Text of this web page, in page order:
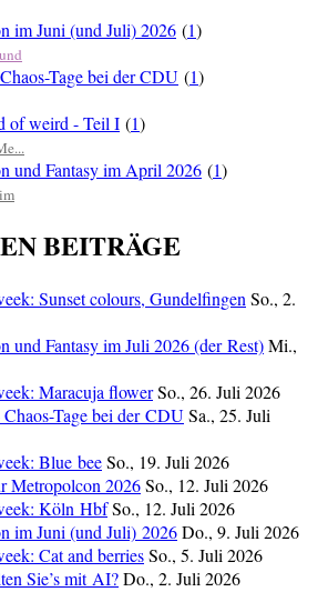
im Juni (und Juli) 2026 (1)
Tage bei der CDU (1)
of weird - Teil I (1)
und Fantasy im April 2026 (1)
BEITRÄGE
Sunset colours, GundelfingenSo., 2.
und Fantasy im Juli 2026 (der Rest)Mi.,
Maracuja flowerSo., 26. Juli 2026
Tage bei der CDUSa., 25. Juli
Blue beeSo., 19. Juli 2026
Metropolcon 2026So., 12. Juli 2026
Köln HbfSo., 12. Juli 2026
im Juni (und Juli) 2026Do., 9. Juli 2026
Cat and berriesSo., 5. Juli 2026
Sie’s mit AI?Do., 2. Juli 2026